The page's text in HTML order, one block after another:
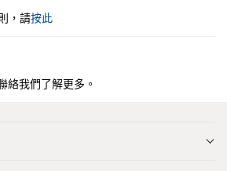
，請按此
絡我們了解更多。